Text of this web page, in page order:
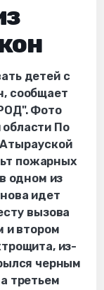
детей с
сообщает
Фото
По
пожарных
одном из
идет
вызова
и втором
из-
черным
третьем